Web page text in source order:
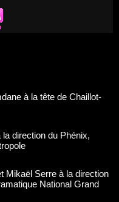
à la tête de Chaillot-
direction du Phénix,
Serre à la direction
National Grand
à la direction du